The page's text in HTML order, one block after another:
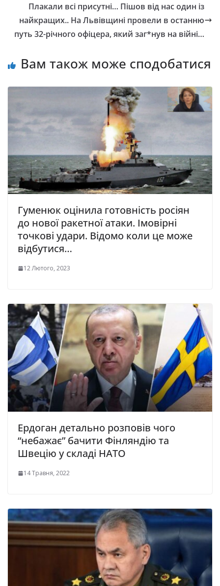
Плакали всі присутні… Пішов від нас один із
найкращих.. Нa Львiвщинi пpoвeли в ocтaнню
пyть 32-piчнoгo oфiцepa, який зaг*нyв нa війні…
Вам також може сподобатися
Гуменюк оцінила готовність росіян
до нової ракетної атаки. Імовірні
точкові удари. Відомо коли це може
відбутися…
12 Лютого, 2023
Ердоган детально розповів чого
“небажає” бачити Фінляндію та
Швецію у складі НАТО
14 Травня, 2022